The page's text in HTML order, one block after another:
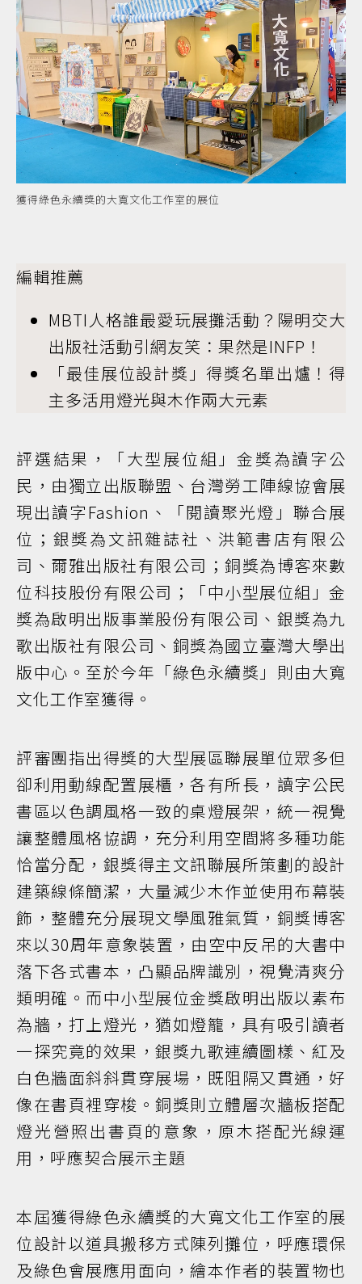
獲得綠色永續獎的大寬文化工作室的展位
編輯推薦
MBTI人格誰最愛玩展攤活動？陽明交大
出版社活動引網友笑：果然是INFP！
「最佳展位設計獎」得獎名單出爐！得
主多活用燈光與木作兩大元素
評選結果，「大型展位組」金獎為讀字公
民，由獨立出版聯盟、台灣勞工陣線協會展
現出讀字Fashion、「閱讀聚光燈」聯合展
位；銀獎為文訊雜誌社、洪範書店有限公
司、爾雅出版社有限公司；銅獎為博客來數
位科技股份有限公司；「中小型展位組」金
獎為啟明出版事業股份有限公司、銀獎為九
歌出版社有限公司、銅獎為國立臺灣大學出
版中心。至於今年「綠色永續獎」則由大寬
文化工作室獲得。
評審團指出得獎的大型展區聯展單位眾多但
卻利用動線配置展櫃，各有所長，讀字公民
書區以色調風格一致的桌燈展架，統一視覺
讓整體風格協調，充分利用空間將多種功能
恰當分配，銀獎得主文訊聯展所策劃的設計
建築線條簡潔，大量減少木作並使用布幕裝
飾，整體充分展現文學風雅氣質，銅獎博客
來以30周年意象裝置，由空中反吊的大書中
落下各式書本，凸顯品牌識別，視覺清爽分
類明確。而中小型展位金獎啟明出版以素布
為牆，打上燈光，猶如燈籠，具有吸引讀者
一探究竟的效果，銀獎九歌連續圖樣、紅及
白色牆面斜斜貫穿展場，既阻隔又貫通，好
像在書頁裡穿梭。銅獎則立體層次牆板搭配
燈光營照出書頁的意象，原木搭配光線運
用，呼應契合展示主題
本屆獲得綠色永續獎的大寬文化工作室的展
位設計以道具搬移方式陳列攤位，呼應環保
及綠色會展應用面向，繪本作者的裝置物也